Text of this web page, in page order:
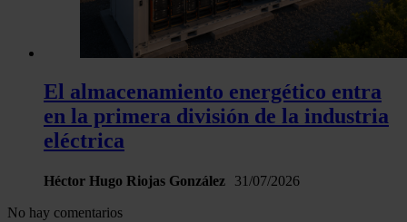
El almacenamiento energético entra
en la primera división de la industria
eléctrica
Héctor Hugo Riojas González 31/07/2026
No hay comentarios